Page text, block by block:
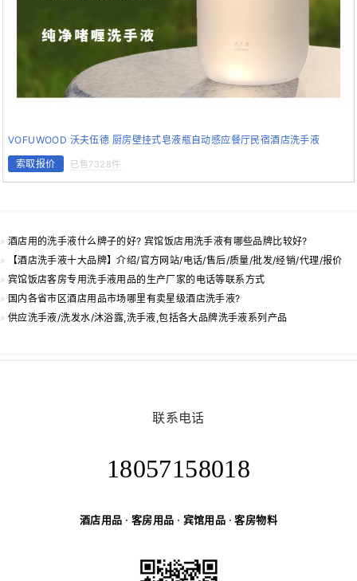
VOFUWOOD 沃夫伍德 厨房壁挂式皂液瓶自动感应餐厅民宿酒店洗手液
索取报价
已售7328件
» 酒店用的洗手液什么牌子的好? 宾馆饭店用洗手液有哪些品牌比较好?
»
【酒店洗手液十大品牌】介绍/官方网站/电话/售后/质量/批发/经销/代理/报价
» 宾馆饭店客房专用洗手液用品的生产厂家的电话等联系方式
» 国内各省市区酒店用品市场哪里有卖星级酒店洗手液?
» 供应洗手液/洗发水/沐浴露,洗手液,包括各大品牌洗手液系列产品
联系电话
18057158018
酒店用品 · 客房用品 · 宾馆用品 ·客房物料